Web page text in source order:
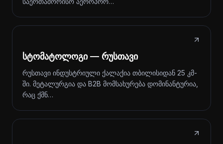
სტომატოლოგი — რუსთავი
რუსთავი ინდუსტრიული ქალაქია თბილისიდან 25 კმ-
ში. მეტალურგია და B2B მომსახურება დომინანტურია,
რაც ქმნ…